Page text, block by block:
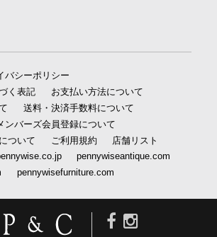
バシーポリシー
く表記
お支払い方法について
送料・決済手数料について
ンバーズ会員登録について
ついて
ご利用規約
店舗リスト
pennywiseantique.com
pennywisefurniture.com